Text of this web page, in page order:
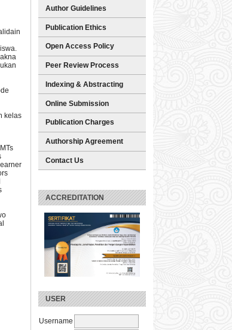
Author Guidelines
Publication Ethics
Open Access Policy
Peer Review Process
Indexing & Abstracting
Online Submission
Publication Charges
Authorship Agreement
Contact Us
ACCREDITATION
USER
Username
kelas